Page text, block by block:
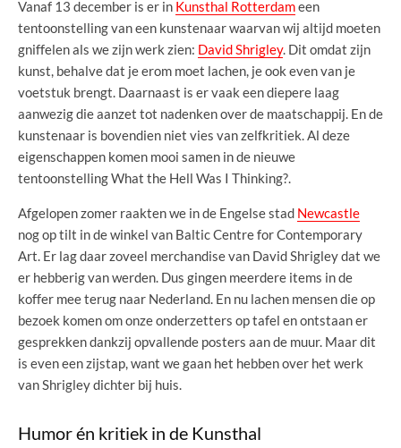
Vanaf 13 december is er in Kunsthal Rotterdameen
tentoonstelling van een kunstenaar waarvan wij altijd moeten
gniffelen als we zijn werk zien: David Shrigley. Dit omdat zijn
kunst, behalve dat je erom moet lachen, je ook even van je
voetstuk brengt. Daarnaast is er vaak een diepere laag
aanwezig die aanzet tot nadenken over de maatschappij. En de
kunstenaar is bovendien niet vies van zelfkritiek. Al deze
eigenschappen komen mooi samen in de nieuwe
tentoonstelling What the Hell Was I Thinking?.
Afgelopen zomer raakten we in de Engelse stad Newcastle
nog op tilt in de winkel van Baltic Centre for Contemporary
Art. Er lag daar zoveel merchandise van David Shrigley dat we
er hebberig van werden. Dus gingen meerdere items in de
koffer mee terug naar Nederland. En nu lachen mensen die op
bezoek komen om onze onderzetters op tafel en ontstaan er
gesprekken dankzij opvallende posters aan de muur. Maar dit
is even een zijstap, want we gaan het hebben over het werk
van Shrigley dichter bij huis.
Humor én kritiek in de Kunsthal